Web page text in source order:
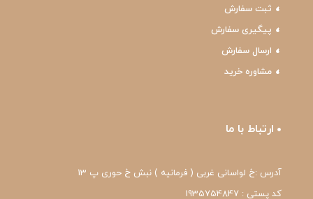
ثبت سفارش
پیگیری سفارش
ارسال سفارش
مشاوره خرید
ارتباط با ما
آدرس :خ لواسانی غربی ( فرمانیه ) نبش خ حوری پ 13
کد پستی : 1935754847